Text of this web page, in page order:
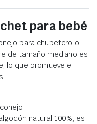
para bebé
para chupetero o
de tamaño mediano es
lo que promueve el
natural 100%, es